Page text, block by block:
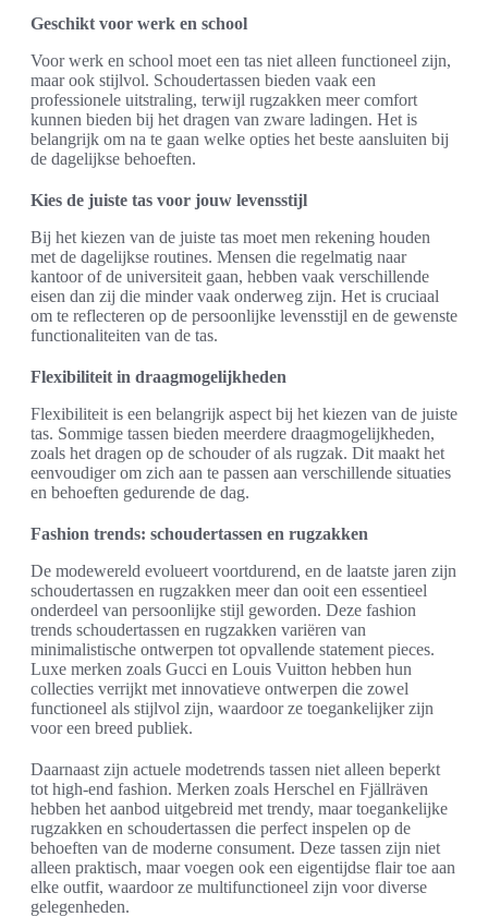
Geschikt voor werk en school
Voor werk en school moet een tas niet alleen functioneel zijn,
maar ook stijlvol. Schoudertassen bieden vaak een
professionele uitstraling, terwijl rugzakken meer comfort
kunnen bieden bij het dragen van zware ladingen. Het is
belangrijk om na te gaan welke opties het beste aansluiten bij
de dagelijkse behoeften.
Kies de juiste tas voor jouw levensstijl
Bij het kiezen van de juiste tas moet men rekening houden
met de dagelijkse routines. Mensen die regelmatig naar
kantoor of de universiteit gaan, hebben vaak verschillende
eisen dan zij die minder vaak onderweg zijn. Het is cruciaal
om te reflecteren op de persoonlijke levensstijl en de gewenste
functionaliteiten van de tas.
Flexibiliteit in draagmogelijkheden
Flexibiliteit is een belangrijk aspect bij het kiezen van de juiste
tas. Sommige tassen bieden meerdere draagmogelijkheden,
zoals het dragen op de schouder of als rugzak. Dit maakt het
eenvoudiger om zich aan te passen aan verschillende situaties
en behoeften gedurende de dag.
Fashion trends: schoudertassen en rugzakken
De modewereld evolueert voortdurend, en de laatste jaren zijn
schoudertassen en rugzakken meer dan ooit een essentieel
onderdeel van persoonlijke stijl geworden. Deze fashion
trends schoudertassen en rugzakken variëren van
minimalistische ontwerpen tot opvallende statement pieces.
Luxe merken zoals Gucci en Louis Vuitton hebben hun
collecties verrijkt met innovatieve ontwerpen die zowel
functioneel als stijlvol zijn, waardoor ze toegankelijker zijn
voor een breed publiek.
Daarnaast zijn actuele modetrends tassen niet alleen beperkt
tot high-end fashion. Merken zoals Herschel en Fjällräven
hebben het aanbod uitgebreid met trendy, maar toegankelijke
rugzakken en schoudertassen die perfect inspelen op de
behoeften van de moderne consument. Deze tassen zijn niet
alleen praktisch, maar voegen ook een eigentijdse flair toe aan
elke outfit, waardoor ze multifunctioneel zijn voor diverse
gelegenheden.